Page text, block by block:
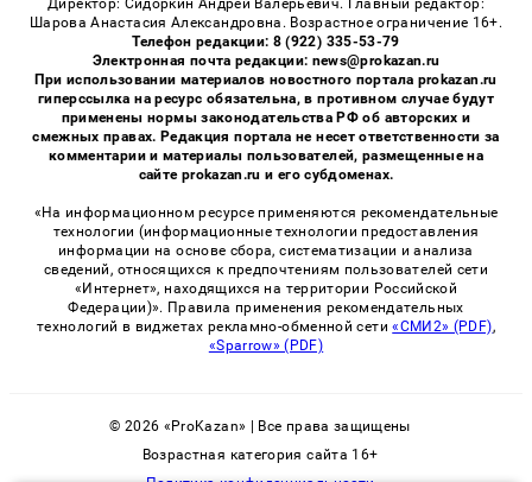
Директор: Сидоркин Андрей Валерьевич. Главный редактор:
Шарова Анастасия Александровна. Возрастное ограничение 16+.
Телефон редакции: 8 (922) 335-53-79
Электронная почта редакции: news@prokazan.ru
При использовании материалов новостного портала prokazan.ru
гиперссылка на ресурс обязательна, в противном случае будут
применены нормы законодательства РФ об авторских и
смежных правах. Редакция портала не несет ответственности за
комментарии и материалы пользователей, размещенные на
сайте prokazan.ru и его субдоменах.
«На информационном ресурсе применяются рекомендательные
технологии (информационные технологии предоставления
информации на основе сбора, систематизации и анализа
сведений, относящихся к предпочтениям пользователей сети
«Интернет», находящихся на территории Российской
Федерации)». Правила применения рекомендательных
технологий в виджетах рекламно-обменной сети«СМИ2» (PDF),
«Sparrow» (PDF)
© 2026 «ProKazan» | Все права защищены
Возрастная категория сайта 16+